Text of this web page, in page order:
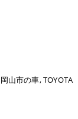
岡山市の車 TOYOTA